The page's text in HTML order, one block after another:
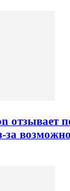
отзывает
за